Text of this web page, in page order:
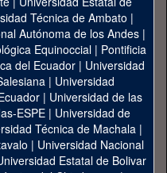
Técnica de Ambato |
Autónoma de los Andes|
Equinoccial| Pontificia
del Ecuador | Universidad
| Universidad
| Universidad de las
ESPE | Universidad de
Técnica de Machala|
| Universidad Nacional
Estatal de Bolivar